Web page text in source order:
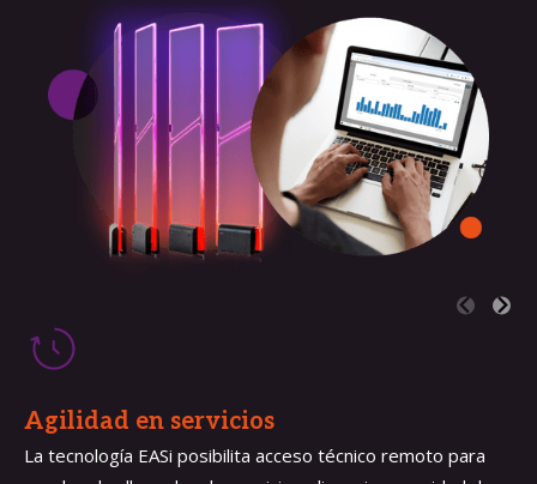
Agilidad en servicios
La tecnología EASi posibilita acceso técnico remoto para